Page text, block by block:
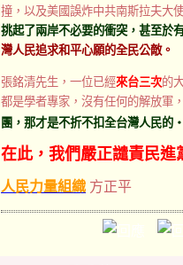
撞，以及美國誤炸中共南斯拉夫大
挑起了兩岸不必要的衝突，甚至於
灣人民追求和平心願的全民公敵。
張銘清先生，一位已經來台三次的
都是學者專家，沒有任何的解放軍
團，那才是不折不扣全台灣人民的‧
在此，我們嚴正譴責民進
人民力量組織 方正平